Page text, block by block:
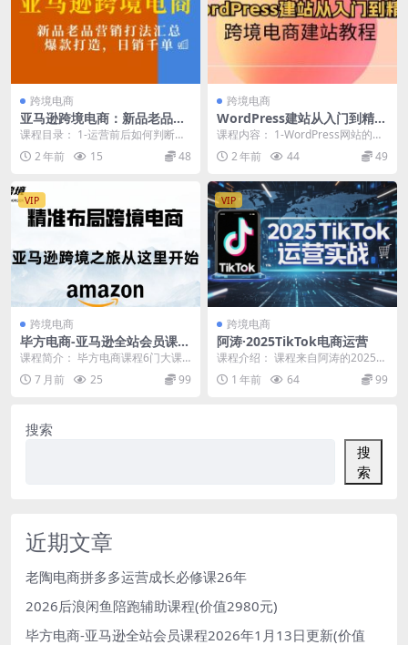
跨境电商
亚马逊跨境电商：新品老品营
销打法汇总，爆款打造，日销
课程目录： 1-运营前后如何判断产
品是否潜力爆款？ 2-不同类目推爆
款-上评节奏...
2 年前 15 48
跨境电商
WordPress建站从入门到精
通，跨境电商建站教程
课程内容： 1-WordPress网站的优
势 2-如何用Builtwith识别网...
2 年前 44 49
VIP
跨境电商
毕方电商-亚马逊全站会员课程
2026年1月13日更新(价值980
0元)
课程简介： 毕方电商课程6门大课
合集，1月13日同步2026系列课程
不断更新！合...
7 月前 25 99
VIP
跨境电商
阿涛·2025TikTok电商运营
课程介绍： 课程来自阿涛的2025Ti
kTok电商运营。主要内容包括：20
24-...1 年前 64 99
搜索
搜
索
近期文章
老陶电商拼多多运营成长必修课26年
2026后浪闲鱼陪跑辅助课程(价值2980元)
毕方电商-亚马逊全站会员课程2026年1月13日更新(价值